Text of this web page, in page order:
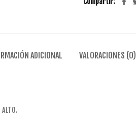
ADICIONAL VALORACIONES (0)